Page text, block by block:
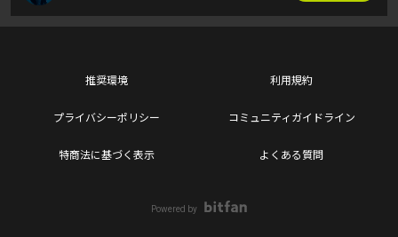
推奨環境 利用規約
プライバシーポリシー コミュニティガイドライン
特商法に基づく表示 よくある質問
Powered by